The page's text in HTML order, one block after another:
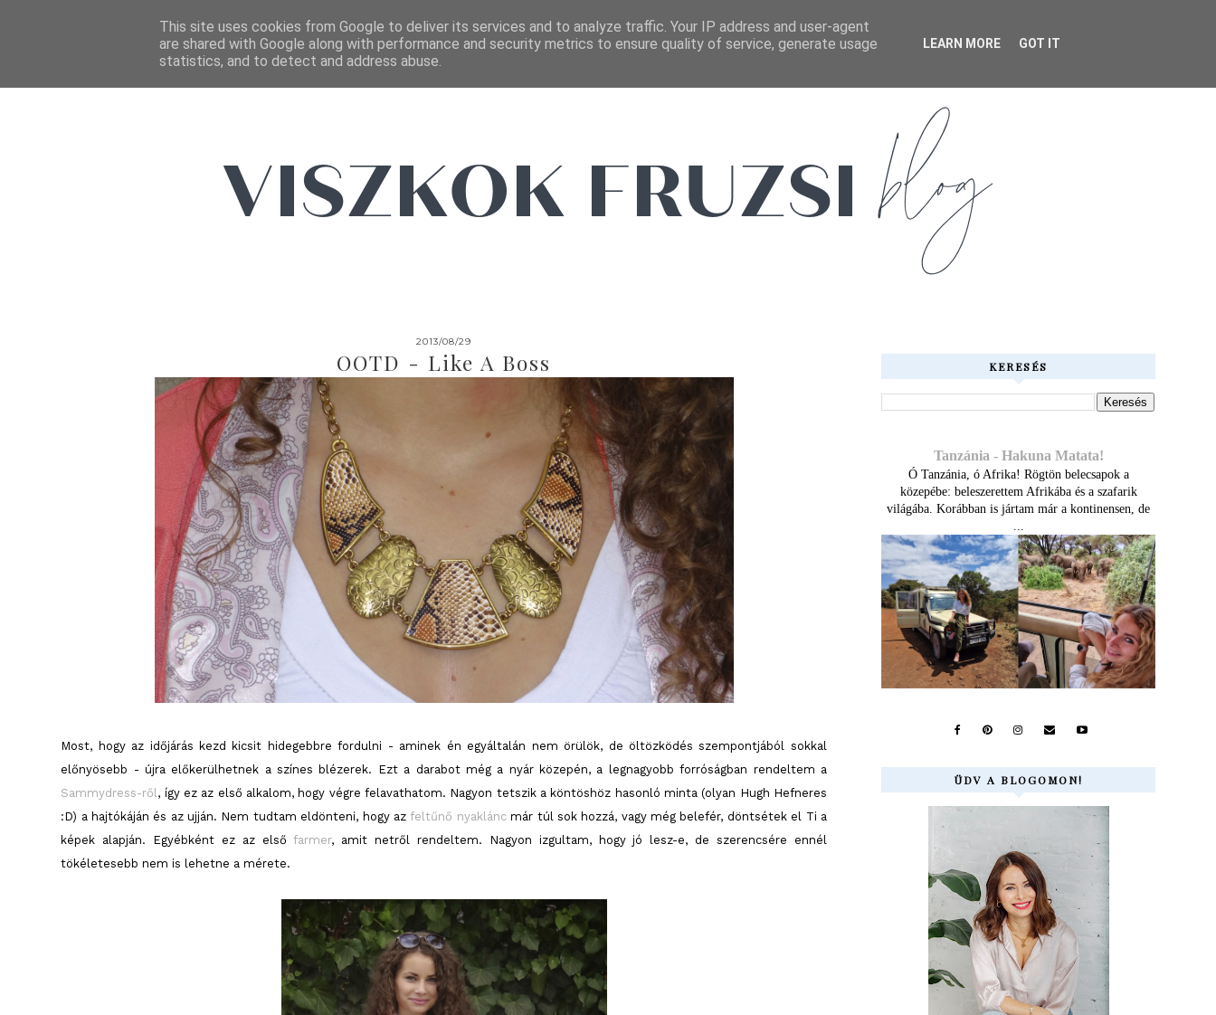
FŐOLDAL EMAIL
2013/08/29
OOTD - Like A Boss
Most, hogy az időjárás kezd kicsit hidegebbre fordulni - aminek én egyáltalán nem örülök, de öltözködés szempontjából sokkal
előnyösebb - újra előkerülhetnek a színes blézerek. Ezt a darabot még a nyár közepén, a legnagyobb forróságban rendeltem a
Sammydress-ről, így ez az első alkalom, hogy végre felavathatom. Nagyon tetszik a köntöshöz hasonló minta (olyan Hugh Hefneres
:D) a hajtókáján és az ujján. Nem tudtam eldönteni, hogy azfeltűnő nyakláncmár túl sok hozzá, vagy még belefér, döntsétek el Ti a
képek alapján. Egyébként ez az elsőfarmer, amit netről rendeltem. Nagyon izgultam, hogy jó lesz-e, de szerencsére ennél
tökéletesebb nem is lehetne a mérete.
KERESÉS
Tanzánia - Hakuna Matata!
Ó Tanzánia, ó Afrika! Rögtön belecsapok a
közepébe: beleszerettem Afrikába és a szafarik
világába. Korábban is jártam már a kontinensen, de
...
ÜDV A BLOGOMON!
This site uses cookies from Google to deliver its services and to analyze traffic. Your IP address and user-agent
are shared with Google along with performance and security metrics to ensure quality of service, generate usage
statistics, and to detect and address abuse.
LEARN MORE GOT IT